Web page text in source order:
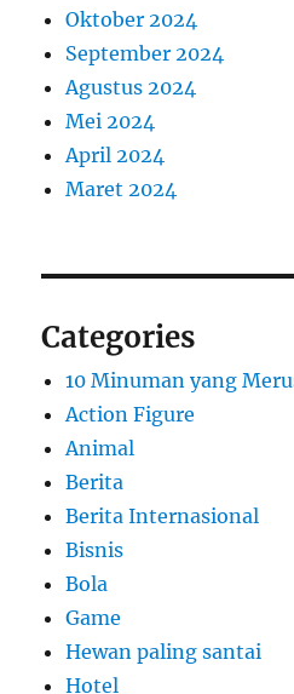
Oktober 2024
September 2024
Agustus 2024
Mei 2024
April 2024
Maret 2024
Categories
10 Minuman yang
Action Figure
Animal
Berita
Berita Internasional
Bisnis
Bola
Game
Hewan paling santai
Hotel